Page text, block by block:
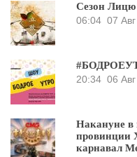
Сезон Лицю
06:04 07
20:34 06
Накануне в
провинции
карнавал